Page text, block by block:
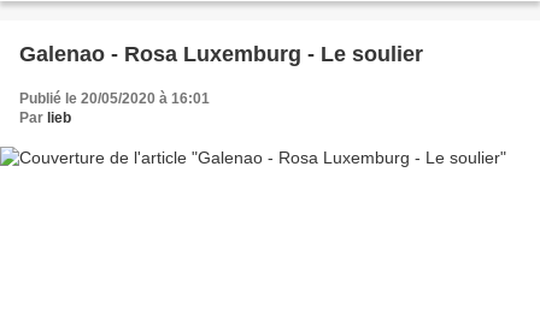
Galenao - Rosa Luxemburg - Le soulier
Publié le 20/05/2020 à 16:01
Par lieb